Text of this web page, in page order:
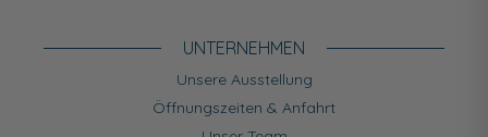
UNTERNEHMEN
Unsere Ausstellung
Öffnungszeiten & Anfahrt